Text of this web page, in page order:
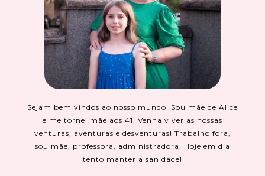
Sejam bem vindos ao nosso mundo! Sou mãe de Alice
e me tornei mãe aos 41. Venha viver as nossas
venturas, aventuras e desventuras! Trabalho fora,
sou mãe, professora, administradora. Hoje em dia
tento manter a sanidade!